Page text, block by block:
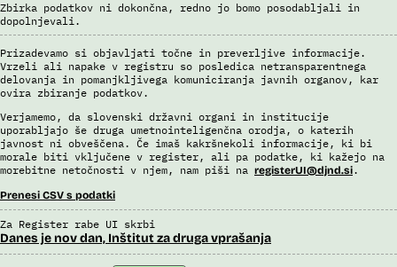
Zbirka podatkov ni dokončna, redno jo bomo posodabljali in
dopolnjevali.
Prizadevamo si objavljati točne in preverljive informacije.
Vrzeli ali napake v registru so posledica netransparentnega
delovanja in pomanjkljivega komuniciranja javnih organov, kar
ovira zbiranje podatkov.
Verjamemo, da slovenski državni organi in institucije
uporabljajo še druga umetnointeligenčna orodja, o katerih
javnost ni obveščena. Če imaš kakršnekoli informacije, ki bi
morale biti vključene v register, ali pa podatke, ki kažejo na
morebitne netočnosti v njem, nam piši na registerUI@djnd.si.
Prenesi CSV s podatki
Za Register rabe UI skrbi
Danes je nov dan, Inštitut za druga vprašanja